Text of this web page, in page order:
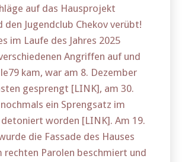
auf das Hausprojekt
den Jugendclub Chekov verübt!
im Laufe des Jahres 2025
Angriffen auf und
kam, war am 8. Dezember
gesprengt [LINK], am 30.
ein Sprengsatz im
worden [LINK]. Am 19.
die Fassade des Hauses
Parolen beschmiert und